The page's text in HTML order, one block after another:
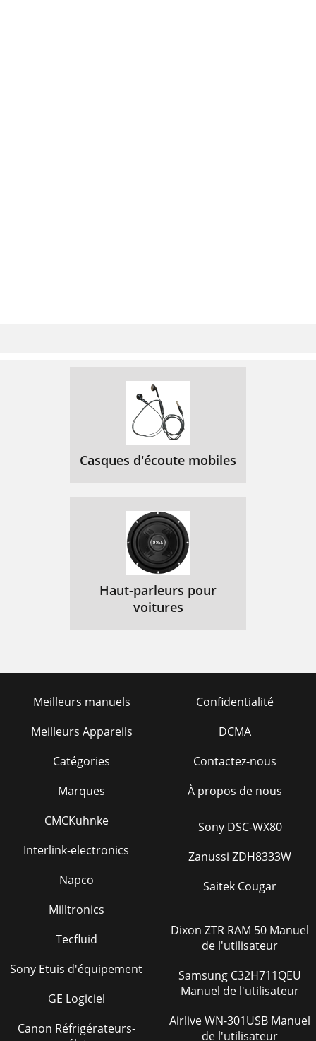
Casques d'écoute mobiles
Haut-parleurs pour
voitures
Meilleurs manuels
Meilleurs Appareils
Catégories
Marques
Confidentialité
DCMA
Contactez-nous
À propos de nous
CMCKuhnke
Interlink-electronics
Napco
Milltronics
Tecfluid
Sony Etuis d'équipement
GE Logiciel
Canon Réfrigérateurs-
Sony DSC-WX80
Zanussi ZDH8333W
Saitek Cougar
Dixon ZTR RAM 50 Manuel
de l'utilisateur
Samsung C32H711QEU
Manuel de l'utilisateur
Airlive WN-301USB Manuel
de l'utilisateur